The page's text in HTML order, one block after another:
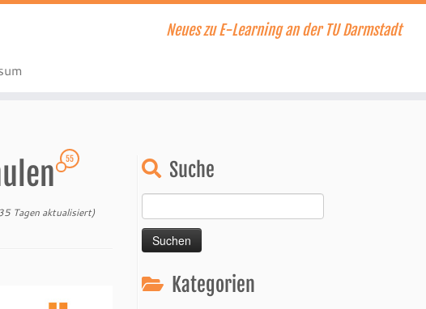
Neues zu E-Learning an der TU Darmstadt
55
Tagen aktualisiert)
Suche
nach:
Kategorien